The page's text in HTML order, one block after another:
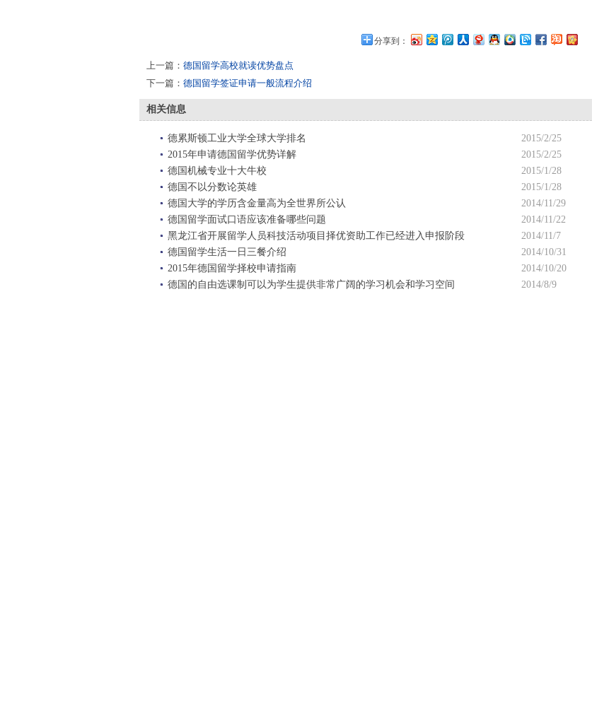
分享到：
上一篇： 德国留学高校就读优势盘点
下一篇： 德国留学签证申请一般流程介绍
相关信息
2015/2/25
德累斯顿工业大学全球大学排名
2015/2/25
2015年申请德国留学优势详解
2015/1/28
德国机械专业十大牛校
2015/1/28
德国不以分数论英雄
2014/11/29
德国大学的学历含金量高为全世界所公认
2014/11/22
德国留学面试口语应该准备哪些问题
2014/11/7
黑龙江省开展留学人员科技活动项目择优资助工作已经进入申报阶段
2014/10/31
德国留学生活一日三餐介绍
2014/10/20
2015年德国留学择校申请指南
2014/8/9
德国的自由选课制可以为学生提供非常广阔的学习机会和学习空间